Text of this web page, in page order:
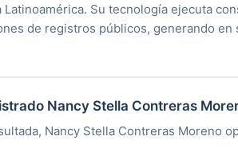
Su tecnología ejecuta
de registros públicos, generando
Nancy Stella Contreras
Nancy Stella Contreras Moreno